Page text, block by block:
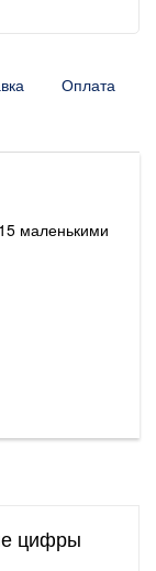
Оплата
маленькими
цифры